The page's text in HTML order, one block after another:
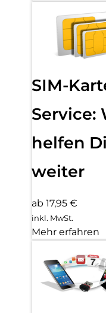
SIM-
Service:
helfen
weiter
ab 17,95 €
inkl. MwSt.
Mehr erfahren